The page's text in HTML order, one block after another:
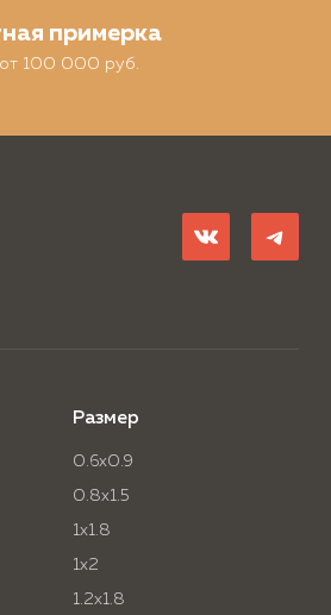
примерка
от 100 000 руб.
Размер
0.6x0.9
0.8x1.5
1x1.8
1x2
1.2x1.8